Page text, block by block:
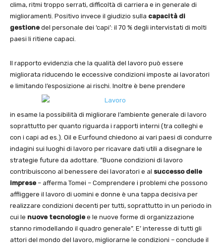
clima, ritmi troppo serrati, difficoltà di carriera e in generale di
miglioramenti. Positivo invece il giudizio sulla capacità di
gestione del personale dei ‘capi’: il 70 % degli intervistati di molti
paesi li ritiene capaci.
Il rapporto evidenzia che la qualità del lavoro può essere
migliorata riducendo le eccessive condizioni imposte ai lavoratori
e limitando l’esposizione ai rischi. Inoltre è bene prendere
in esame la possibilità di migliorare l’ambiente generale di lavoro
soprattutto per quanto riguarda i rapporti interni (tra colleghi e
con i capi ad es.). Oil e Eurfound chiedono ai vari paesi di condurre
indagini sui luoghi di lavoro per ricavare dati utili a disegnare le
strategie future da adottare. ”Buone condizioni di lavoro
contribuiscono al benessere dei lavoratori e al successo delle
imprese – afferma Tomei – Comprendere i problemi che possono
affliggere il lavoro di uomini e donne è una tappa decisiva per
realizzare condizioni decenti per tutti, soprattutto in un periodo in
cui le nuove tecnologie e le nuove forme di organizzazione
stanno rimodellando il quadro generale”. E’ interesse di tutti gli
attori del mondo del lavoro, migliorarne le condizioni – conclude il